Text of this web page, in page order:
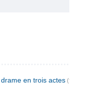
en trois actes (fransk)